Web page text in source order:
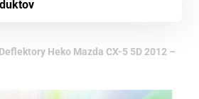
Heko Mazda CX-5 5D 2012 –